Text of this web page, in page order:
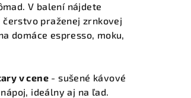
V balení nájdete
čerstvo praženej zrnkovej
domáce espresso, moku,
v cene - sušené kávové
ideálny aj na ľad.